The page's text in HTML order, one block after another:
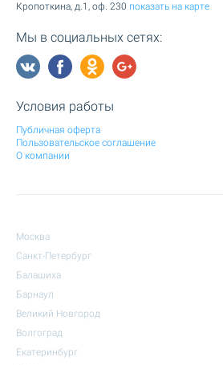
Кропоткина, д.1, оф. 230 показать на карте
Мы в социальных сетях:
Условия работы
Публичная оферта
Пользовательское соглашение
О компании
Москва
Санкт-Петербург
Балашиха
Барнаул
Великий Новгород
Волгоград
Екатеринбург